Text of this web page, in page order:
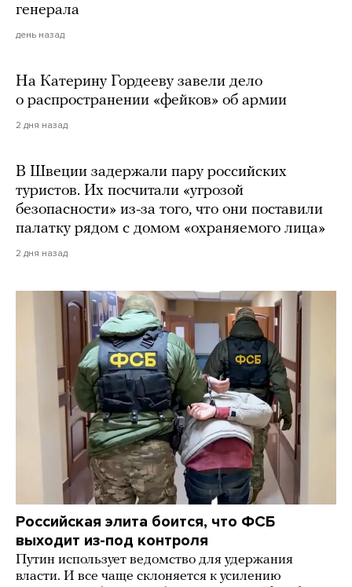
генерала
день назад
На Катерину Гордееву завели дело
о распространении «фейков» об армии
2 дня назад
В Швеции задержали пару российских
туристов. Их посчитали «угрозой
безопасности» из-за того, что они поставили
палатку рядом с домом «охраняемого лица»
2 дня назад
Российская элита боится, что ФСБ
выходит из-под контроля
Путин использует ведомство для удержания
власти. И все чаще склоняется к усилению